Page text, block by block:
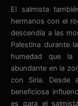
El salmista
hermanos con el
descendía a las
Palestina durante
humedad que la
abundante en la
con Siria. Desde
beneficiosa
es para el